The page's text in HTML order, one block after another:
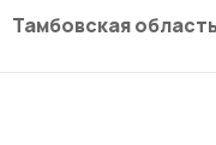
Тамбовская